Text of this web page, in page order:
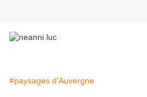
#paysages d'Auvergne